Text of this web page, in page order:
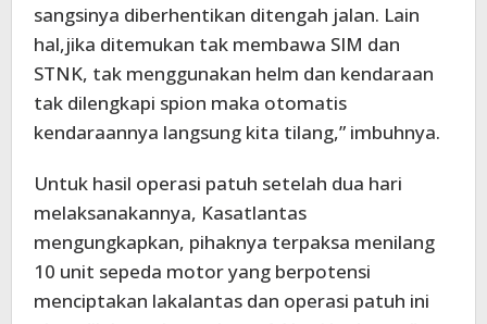
sangsinya diberhentikan ditengah jalan. Lain
hal,jika ditemukan tak membawa SIM dan
STNK, tak menggunakan helm dan kendaraan
tak dilengkapi spion maka otomatis
kendaraannya langsung kita tilang,” imbuhnya.
Untuk hasil operasi patuh setelah dua hari
melaksanakannya, Kasatlantas
mengungkapkan, pihaknya terpaksa menilang
10 unit sepeda motor yang berpotensi
menciptakan lakalantas dan operasi patuh ini